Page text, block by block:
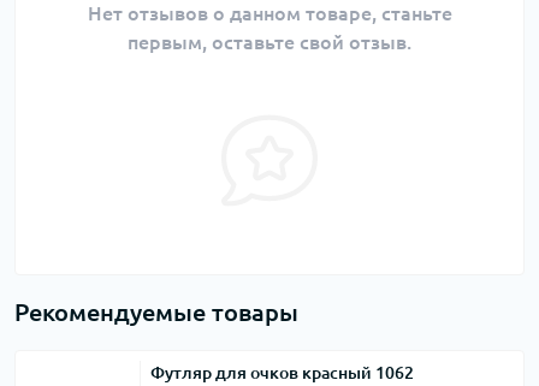
Нет отзывов о данном товаре, станьте
первым, оставьте свой отзыв.
Рекомендуемые товары
Футляр для очков красный 1062